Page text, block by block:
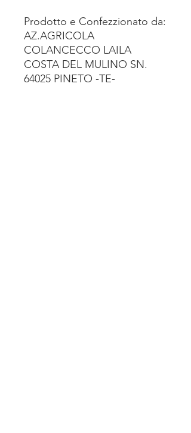
Prodotto e Confezzionato da:
AZ.AGRICOLA
COLANCECCO LAILA
COSTA DEL MULINO SN.
64025 PINETO -TE-